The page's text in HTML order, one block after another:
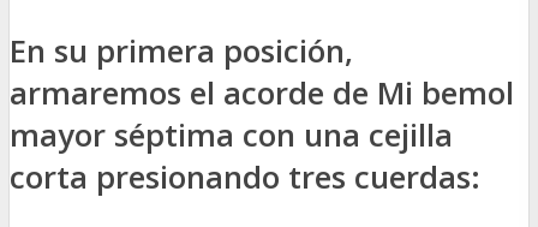
En su primera posición,
armaremos el acorde de Mi bemol
mayor séptima con una cejilla
corta presionando tres cuerdas: